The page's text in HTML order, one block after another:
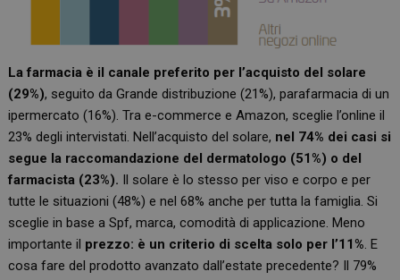
La farmacia è il canale preferito per l’acquisto del solare
(29%), seguito da Grande distribuzione (21%), parafarmacia di un
ipermercato (16%). Tra e-commerce e Amazon, sceglie l’online il
23% degli intervistati. Nell’acquisto del solare, nel 74% dei casi si
segue la raccomandazione del dermatologo (51%) o del
farmacista (23%). Il solare è lo stesso per viso e corpo e per
tutte le situazioni (48%) e nel 68% anche per tutta la famiglia. Si
sceglie in base a Spf, marca, comodità di applicazione. Meno
importante il prezzo: è un criterio di scelta solo per l’11%. E
cosa fare del prodotto avanzato dall’estate precedente? Il 79%